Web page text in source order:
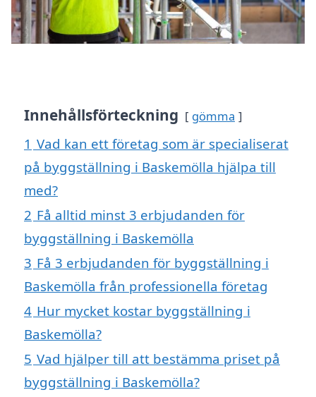
Innehållsförteckning gömma
1 Vad kan ett företag som är specialiserat
på byggställning i Baskemölla hjälpa till
med?
2 Få alltid minst 3 erbjudanden för
byggställning i Baskemölla
3 Få 3 erbjudanden för byggställning i
Baskemölla från professionella företag
4 Hur mycket kostar byggställning i
Baskemölla?
5 Vad hjälper till att bestämma priset på
byggställning i Baskemölla?